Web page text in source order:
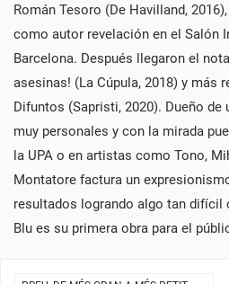
Román Tesoro (De Havilland,
como autor revelación en el Salón
Barcelona. Después llegaron el
asesinas! (La Cúpula, 2018) y más
Difuntos (Sapristi, 2020). Dueño
muy personales y con la mirada
la UPA o en artistas como Tono,
Montatore factura un
resultados logrando algo tan difícil
Blu es su primera obra para el